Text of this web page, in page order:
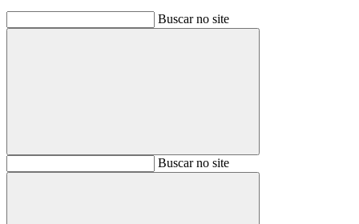
Buscar no site
BuscarBuscar no site